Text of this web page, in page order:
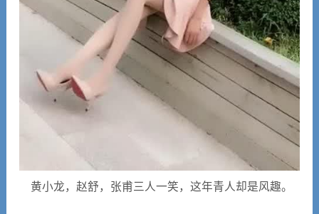
黄小龙，赵舒，张甫三人一笑，这年青人却是风趣。